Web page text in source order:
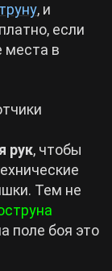
, и
если
места в
рук, чтобы
Тем не
поле боя это